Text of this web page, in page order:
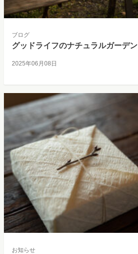
ブログ
グッドライフのナチュラルガーデン
2025年06月08日
お知らせ